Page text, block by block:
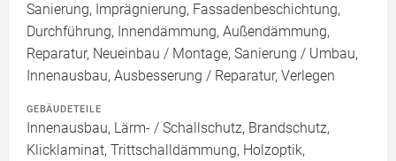
Sanierung, Imprägnierung, Fassadenbeschichtung,
Durchführung, Innendämmung, Außendämmung,
Reparatur, Neueinbau / Montage, Sanierung / Umbau,
Innenausbau, Ausbesserung / Reparatur, Verlegen
GEBÄUDETEILE
Innenausbau, Lärm- / Schallschutz, Brandschutz,
Klicklaminat, Trittschalldämmung, Holzoptik,